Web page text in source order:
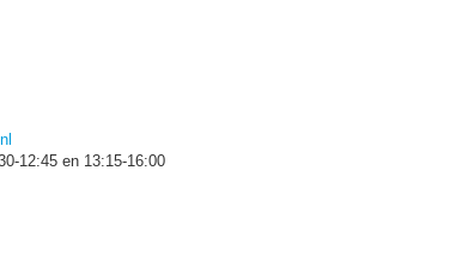
12:45 en 13:15-16:00